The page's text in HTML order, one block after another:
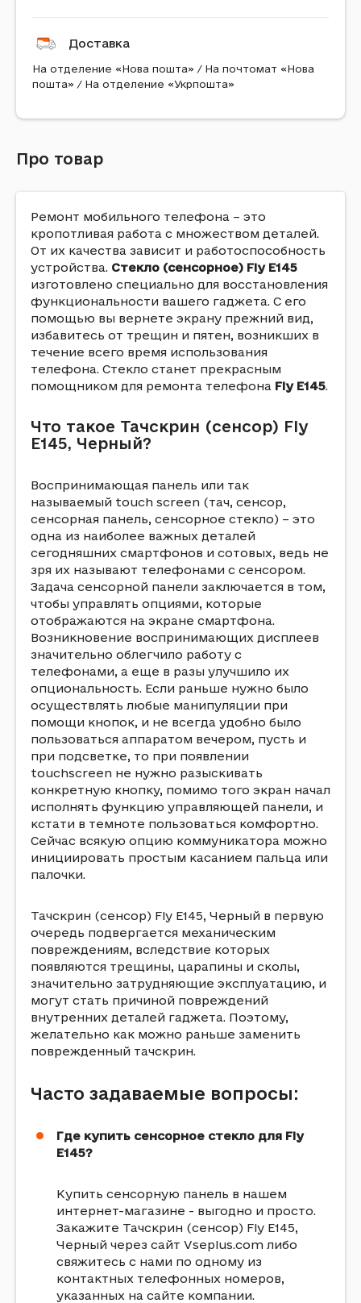
Доставка
На отделение «Нова пошта» / На почтомат «Нова
пошта» / На отделение «Укрпошта»
Про товар
Ремонт мобильного телефона – это
кропотливая работа с множеством деталей.
От их качества зависит и работоспособность
устройства. Стекло (сенсорное) Fly E145
изготовлено специально для восстановления
функциональности вашего гаджета. С его
помощью вы вернете экрану прежний вид,
избавитесь от трещин и пятен, возникших в
течение всего время использования
телефона. Стекло станет прекрасным
помощником для ремонта телефона Fly E145.
Что такое Тачскрин (сенсор) Fly
E145, Черный?
Воспринимающая панель или так
называемый touch screen (тач, сенсор,
сенсорная панель, сенсорное стекло) – это
одна из наиболее важных деталей
сегодняшних смартфонов и сотовых, ведь не
зря их называют телефонами с сенсором.
Задача сенсорной панели заключается в том,
чтобы управлять опциями, которые
отображаются на экране смартфона.
Возникновение воспринимающих дисплеев
значительно облегчило работу с
телефонами, а еще в разы улучшило их
опциональность. Если раньше нужно было
осуществлять любые манипуляции при
помощи кнопок, и не всегда удобно было
пользоваться аппаратом вечером, пусть и
при подсветке, то при появлении
touchscreen не нужно разыскивать
конкретную кнопку, помимо того экран начал
исполнять функцию управляющей панели, и
кстати в темноте пользоваться комфортно.
Сейчас всякую опцию коммуникатора можно
инициировать простым касанием пальца или
палочки.
Тачскрин (сенсор) Fly E145, Черный в первую
очередь подвергается механическим
повреждениям, вследствие которых
появляются трещины, царапины и сколы,
значительно затрудняющие эксплуатацию, и
могут стать причиной повреждений
внутренних деталей гаджета. Поэтому,
желательно как можно раньше заменить
поврежденный тачскрин.
Часто задаваемые вопросы:
Где купить сенсорное стекло для Fly
E145?
Купить сенсорную панель в нашем
интернет-магазине - выгодно и просто.
Закажите Тачскрин (сенсор) Fly E145,
Черный через сайт Vseplus.com либо
свяжитесь с нами по одному из
контактных телефонных номеров,
указанных на сайте компании.